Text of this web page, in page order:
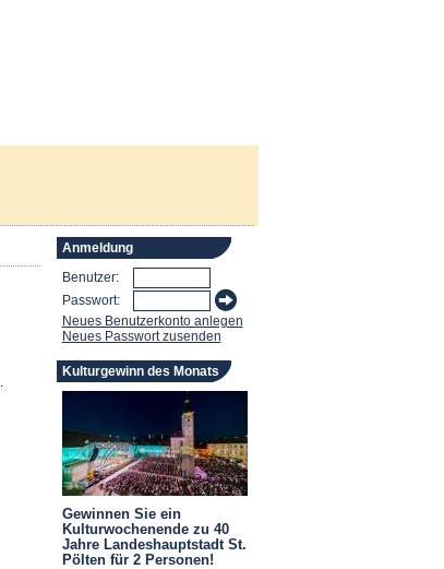
Anmeldung
Benutzer:
Passwort:
Neues Benutzerkonto anlegen
Neues Passwort zusenden
Kulturgewinn des Monats
Gewinnen Sie ein
Kulturwochenende zu 40
Jahre Landeshauptstadt St.
Pölten für 2 Personen!